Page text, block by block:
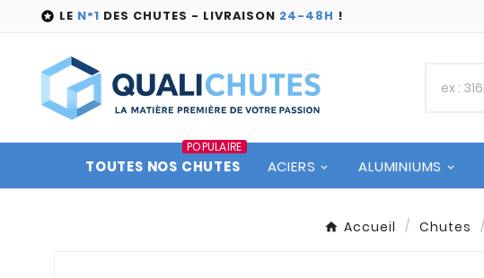
 LE N°1 DES CHUTES - LIVRAISON 24-48H !
TOUTES NOS CHUTES
POPULAIRE
ACIERS ALUMINIUMS
Accueil Chutes